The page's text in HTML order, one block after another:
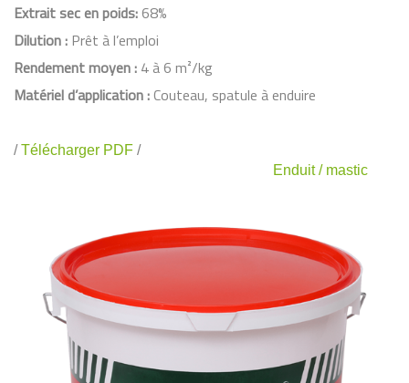
Extrait sec en poids:68%
Dilution : Prêt à l’emploi
Rendement moyen : 4 à 6 m²/kg
Matériel d’application :Couteau, spatule à enduire
/Télécharger PDF /
Enduit / mastic